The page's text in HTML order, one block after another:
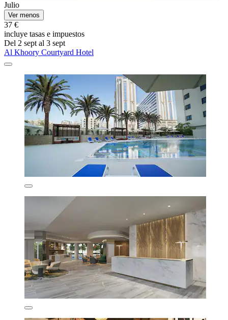
Julio
Ver menos
37 €
incluye tasas e impuestos
Del 2 sept al 3 sept
Al Khoory Courtyard Hotel